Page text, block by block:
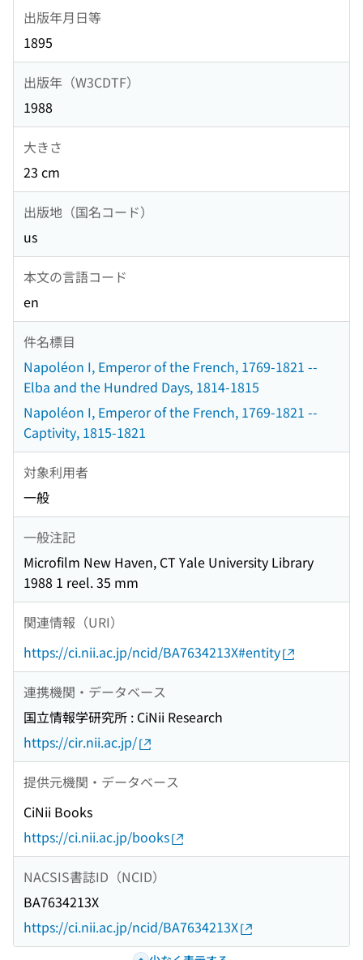
出版年月日等
1895
出版年（W3CDTF）
1988
大きさ
23 cm
出版地（国名コード）
us
本文の言語コード
en
件名標目
Napoléon I, Emperor of the French, 1769-1821 --
Elba and the Hundred Days, 1814-1815
Napoléon I, Emperor of the French, 1769-1821 --
Captivity, 1815-1821
対象利用者
一般
一般注記
Microfilm New Haven, CT Yale University Library
1988 1 reel. 35 mm
関連情報（URI）
https://ci.nii.ac.jp/ncid/BA7634213X#entity
連携機関・データベース
国立情報学研究所 : CiNii Research
https://cir.nii.ac.jp/
提供元機関・データベース
CiNii Books
https://ci.nii.ac.jp/books
NACSIS書誌ID（NCID）
BA7634213X
https://ci.nii.ac.jp/ncid/BA7634213X